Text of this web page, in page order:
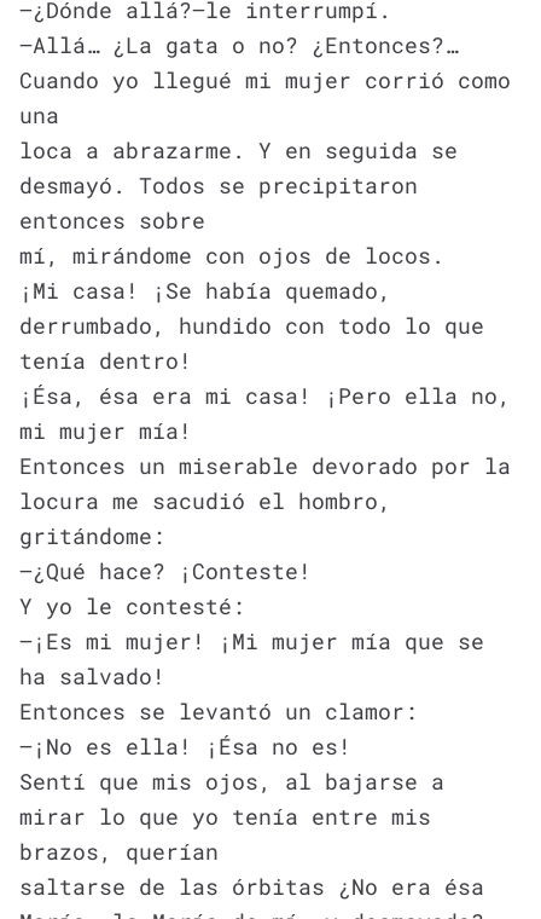
—¿Dónde allá?—le interrumpí.
—Allá… ¿La gata o no? ¿Entonces?…
Cuando yo llegué mi mujer corrió como
una
loca a abrazarme. Y en seguida se
desmayó. Todos se precipitaron
entonces sobre
mí, mirándome con ojos de locos.
¡Mi casa! ¡Se había quemado,
derrumbado, hundido con todo lo que
tenía dentro!
¡Ésa, ésa era mi casa! ¡Pero ella no,
mi mujer mía!
Entonces un miserable devorado por la
locura me sacudió el hombro,
gritándome:
—¿Qué hace? ¡Conteste!
Y yo le contesté:
—¡Es mi mujer! ¡Mi mujer mía que se
ha salvado!
Entonces se levantó un clamor:
—¡No es ella! ¡Ésa no es!
Sentí que mis ojos, al bajarse a
mirar lo que yo tenía entre mis
brazos, querían
saltarse de las órbitas ¿No era ésa